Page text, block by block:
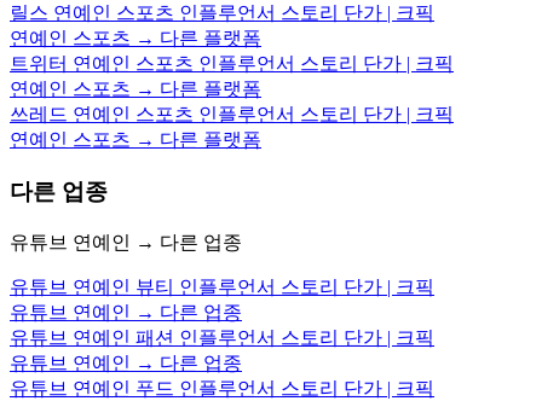
릴스 연예인 스포츠 인플루언서 스토리 단가 | 크픽
연예인 스포츠 → 다른 플랫폼
트위터 연예인 스포츠 인플루언서 스토리 단가 | 크픽
연예인 스포츠 → 다른 플랫폼
쓰레드 연예인 스포츠 인플루언서 스토리 단가 | 크픽
연예인 스포츠 → 다른 플랫폼
다른 업종
유튜브 연예인 → 다른 업종
유튜브 연예인 뷰티 인플루언서 스토리 단가 | 크픽
유튜브 연예인 → 다른 업종
유튜브 연예인 패션 인플루언서 스토리 단가 | 크픽
유튜브 연예인 → 다른 업종
유튜브 연예인 푸드 인플루언서 스토리 단가 | 크픽